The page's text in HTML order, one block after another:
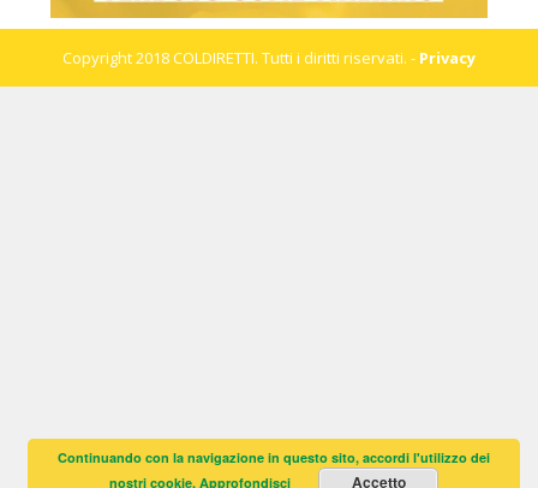
Copyright 2018 COLDIRETTI. Tutti i diritti riservati. - Privacy
Continuando con la navigazione in questo sito, accordi l'utilizzo dei
nostri cookie.Approfondisci Accetto